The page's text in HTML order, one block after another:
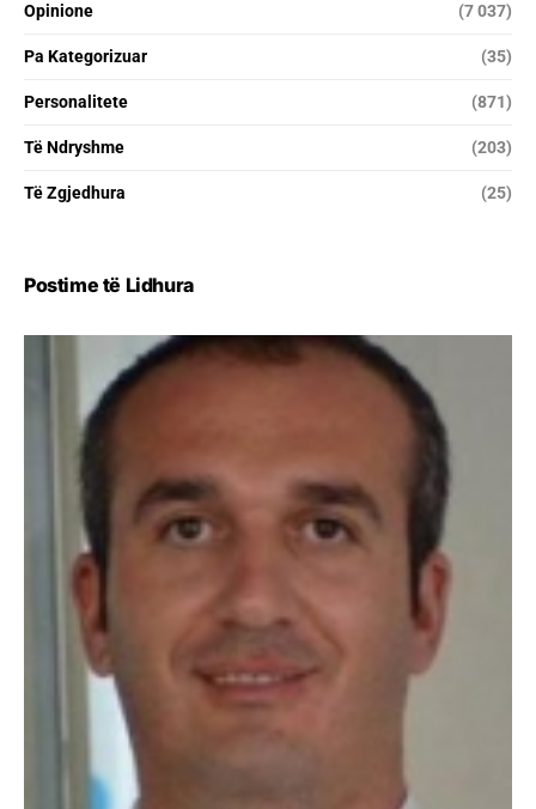
Opinione (7 037)
Pa Kategorizuar (35)
Personalitete (871)
Të Ndryshme (203)
Të Zgjedhura (25)
Postime të Lidhura